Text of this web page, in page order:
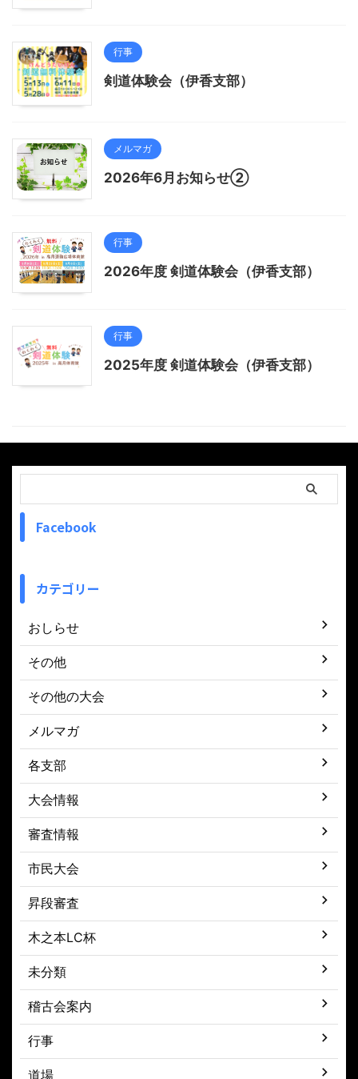
行事
剣道体験会（伊香支部）
メルマガ
2026年6月お知らせ②
行事
2026年度 剣道体験会（伊香支部）
行事
2025年度 剣道体験会（伊香支部）
Facebook
カテゴリー
おしらせ
その他
その他の大会
メルマガ
各支部
大会情報
審査情報
市民大会
昇段審査
木之本LC杯
未分類
稽古会案内
行事
道場